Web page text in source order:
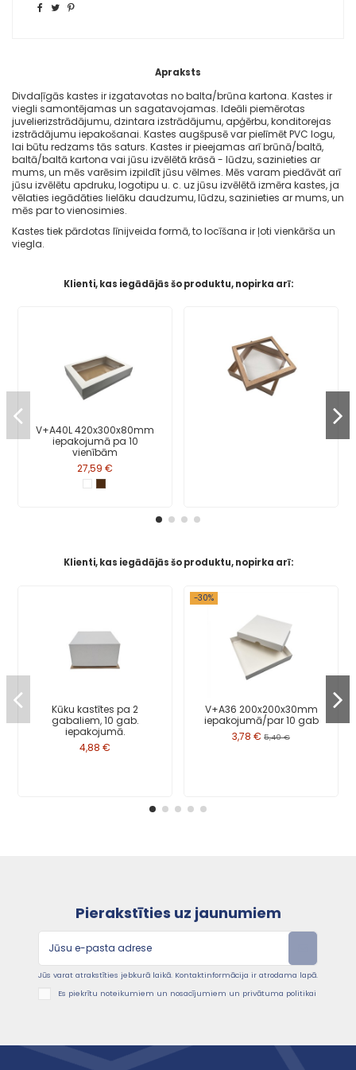
Apraksts
Divdaļīgās kastes ir izgatavotas no balta/brūna kartona. Kastes ir
viegli samontējamas un sagatavojamas. Ideāli piemērotas
juvelierizstrādājumu, dzintara izstrādājumu, apģērbu, konditorejas
izstrādājumu iepakošanai. Kastes augšpusē var pielīmēt PVC logu,
lai būtu redzams tās saturs. Kastes ir pieejamas arī brūnā/baltā,
baltā/baltā kartona vai jūsu izvēlētā krāsā - lūdzu, sazinieties ar
mums, un mēs varēsim izpildīt jūsu vēlmes. Mēs varam piedāvāt arī
jūsu izvēlētu apdruku, logotipu u. c. uz jūsu izvēlētā izmēra kastes, ja
vēlaties iegādāties lielāku daudzumu, lūdzu, sazinieties ar mums, un
mēs par to vienosimies.
Kastes tiek pārdotas līnijveida formā, to locīšana ir ļoti vienkārša un
viegla.
Klienti, kas iegādājās šo produktu, nopirka arī:
V+A40L 420x300x80mm
iepakojumā pa 10
vienībām
27,59 €
Klienti, kas iegādājās šo produktu, nopirka arī:
Kūku kastītes pa 2
gabaliem, 10 gab.
iepakojumā.
4,88 €
-30%
V+A36 200x200x30mm
iepakojumā/par 10 gab
3,78 € 5,40 €
Pierakstīties uz jaunumiem
Jūs varat atrakstīties jebkurā laikā. Kontaktinformācija ir atrodama lapā.
Es piekrītu noteikumiem un nosacījumiem un privātuma politikai